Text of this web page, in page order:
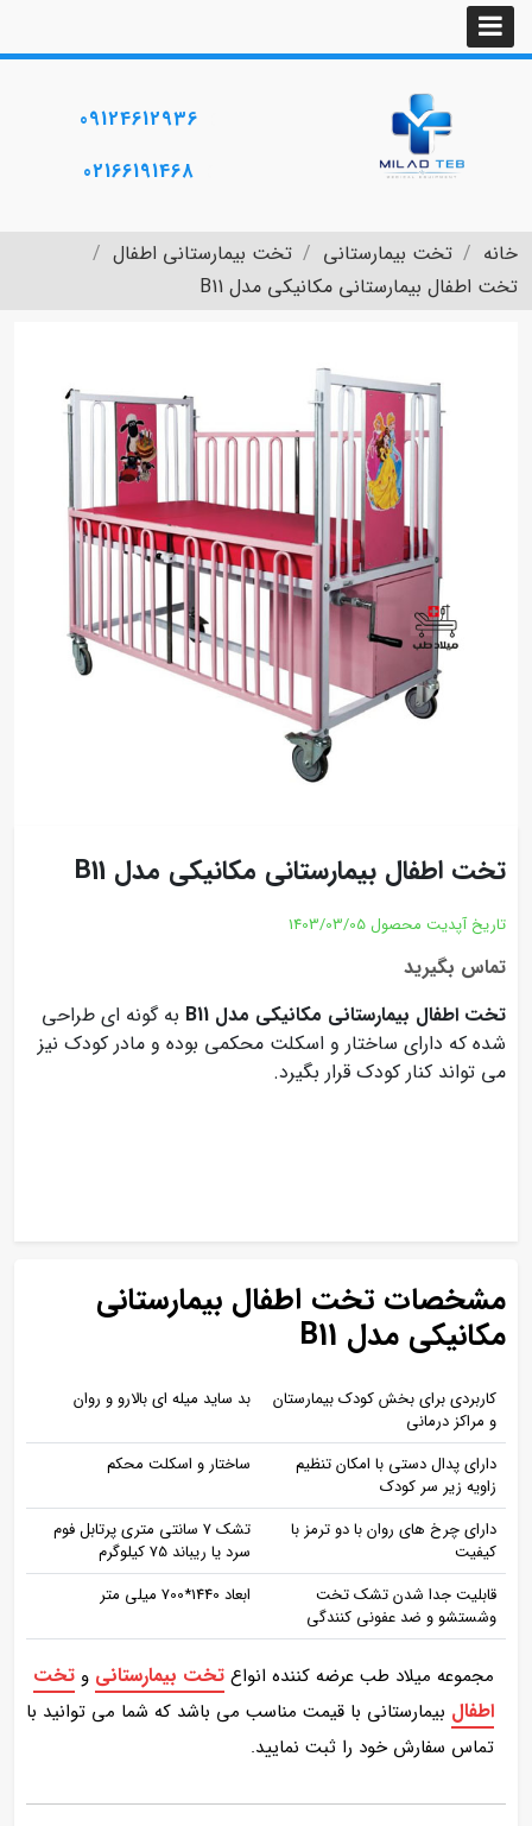
09124612936
02166191468
خانه تخت بیمارستانی
تخت بیمارستانی اطفال
تخت اطفال بیمارستانی مکانیکی مدل B11
تخت اطفال بیمارستانی مکانیکی مدل B11
تاریخ آپدیت محصول 1403/03/05
تماس بگیرید
تخت اطفال بیمارستانی مکانیکی مدل B11
به گونه ای طراحی
شده که دارای ساختار و اسکلت محکمی بوده و مادر کودک نیز
می تواند کنار کودک قرار بگیرد.
مشخصات تخت اطفال بیمارستانی
مکانیکی مدل B11
کاربردی برای بخش کودک بیمارستان
و مراکز درمانی
بد ساید میله ای بالارو و روان
دارای پدال دستی با امکان تنظیم
زاویه زیر سر کودک
ساختار و اسکلت محکم
دارای چرخ های روان با دو ترمز با
کیفیت
تشک 7 سانتی متری پرتابل فوم
سرد یا ریباند 75 کیلوگرم
قابلیت جدا شدن تشک تخت
وشستشو و ضد عفونی کنندگی
ابعاد 1440*700 میلی متر
مجموعه میلاد طب عرضه کننده انواع تخت بیمارستانی و تخت
اطفال بیمارستانی با قیمت مناسب می باشد که شما می توانید با
تماس سفارش خود را ثبت نمایید.